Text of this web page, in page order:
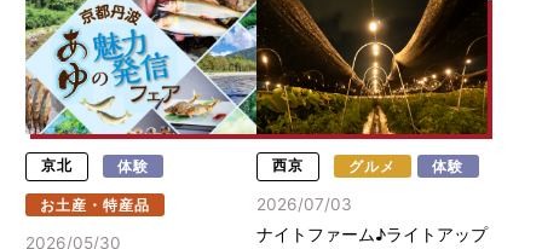
京北 体験
お土産・特産品
2026/05/30
西京 グルメ 体験
2026/07/03
ナイトファーム♪ライトアップ